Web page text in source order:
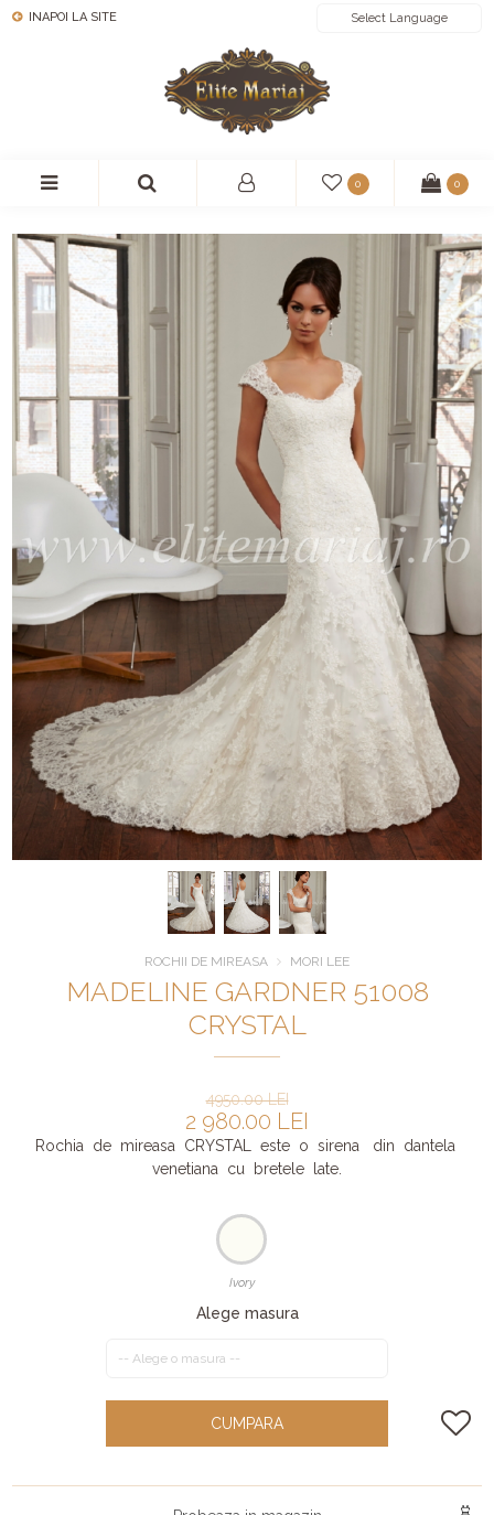
INAPOI LA SITE
0 0
ROCHII DE MIREASA MORI LEE
MADELINE GARDNER 51008
CRYSTAL
4950.00 LEI
2 980.00 LEI
Rochia de mireasa CRYSTAL este o sirena din dantela
venetiana cu bretele late.
Ivory
Alege masura
CUMPARA